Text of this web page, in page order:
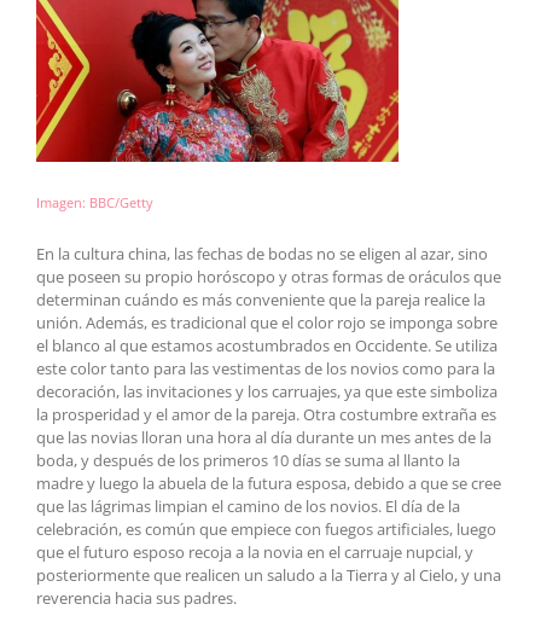
Imagen: BBC/Getty
En la cultura china, las fechas de bodas no se eligen al azar, sino
que poseen su propio horóscopo y otras formas de oráculos que
determinan cuándo es más conveniente que la pareja realice la
unión. Además, es tradicional que el color rojo se imponga sobre
el blanco al que estamos acostumbrados en Occidente. Se utiliza
este color tanto para las vestimentas de los novios como para la
decoración, las invitaciones y los carruajes, ya que este simboliza
la prosperidad y el amor de la pareja. Otra costumbre extraña es
que las novias lloran una hora al día durante un mes antes de la
boda, y después de los primeros 10 días se suma al llanto la
madre y luego la abuela de la futura esposa, debido a que se cree
que las lágrimas limpian el camino de los novios. El día de la
celebración, es común que empiece con fuegos artificiales, luego
que el futuro esposo recoja a la novia en el carruaje nupcial, y
posteriormente que realicen un saludo a la Tierra y al Cielo, y una
reverencia hacia sus padres.